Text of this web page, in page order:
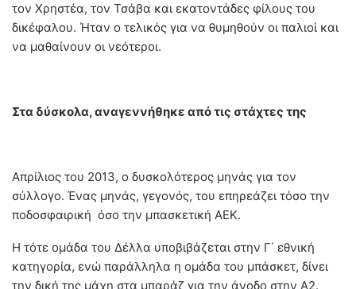
τον Χρηστέα, τον Τσάβα και εκατοντάδες φίλους του
δικέφαλου. Ήταν ο τελικός για να θυμηθούν οι παλιοί και
να μαθαίνουν οι νεότεροι.
Στα δύσκολα, αναγεννήθηκε από τις στάχτες της
Απρίλιος του 2013, ο δυσκολότερος μηνάς για τον
σύλλογο. Ένας μηνάς, γεγονός, του επηρεάζει τόσο την
ποδοσφαιρική όσο την μπασκετική ΑΕΚ.
Η τότε ομάδα του Δέλλα υποβιβάζεται στην Γ΄ εθνική
κατηγορία, ενώ παράλληλα η ομάδα του μπάσκετ, δίνει
την δική της μάχη στα μπαράζ για την άνοδο στην Α2.